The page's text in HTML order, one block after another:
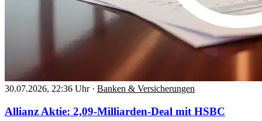
30.07.2026, 22:36 Uhr · Banken & Versicherungen
Allianz Aktie: 2,09-Milliarden-Deal mit HSBC